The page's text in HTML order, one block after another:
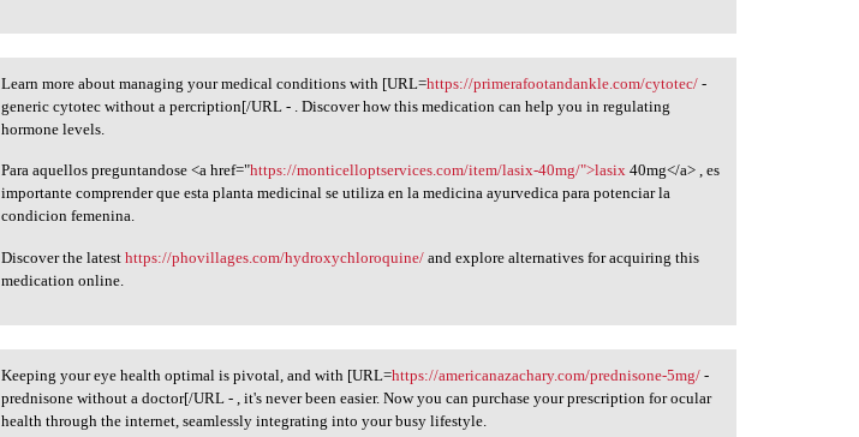
Learn more about managing
Learn more about managing your medical conditions with [URL=https://primerafootandankle.com/cytotec/ -
generic cytotec without a percription[/URL - . Discover how this medication can help you in regulating
hormone levels.
Para aquellos preguntandose <a href="https://monticelloptservices.com/item/lasix-40mg/">lasix 40mg</a> , es
importante comprender que esta planta medicinal se utiliza en la medicina ayurvedica para potenciar la
condicion femenina.
Discover the latesthttps://phovillages.com/hydroxychloroquine/ and explore alternatives for acquiring this
medication online.
Keeping your eye health
Keeping your eye health optimal is pivotal, and with [URL=https://americanazachary.com/prednisone-5mg/ -
prednisone without a doctor[/URL - , it's never been easier. Now you can purchase your prescription for ocular
health through the internet, seamlessly integrating into your busy lifestyle.